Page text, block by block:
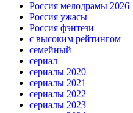
Россия мелодрамы 2026
Россия ужасы
Россия фэнтези
с высоким рейтингом
семейный
сериал
сериалы 2020
сериалы 2021
сериалы 2022
сериалы 2023